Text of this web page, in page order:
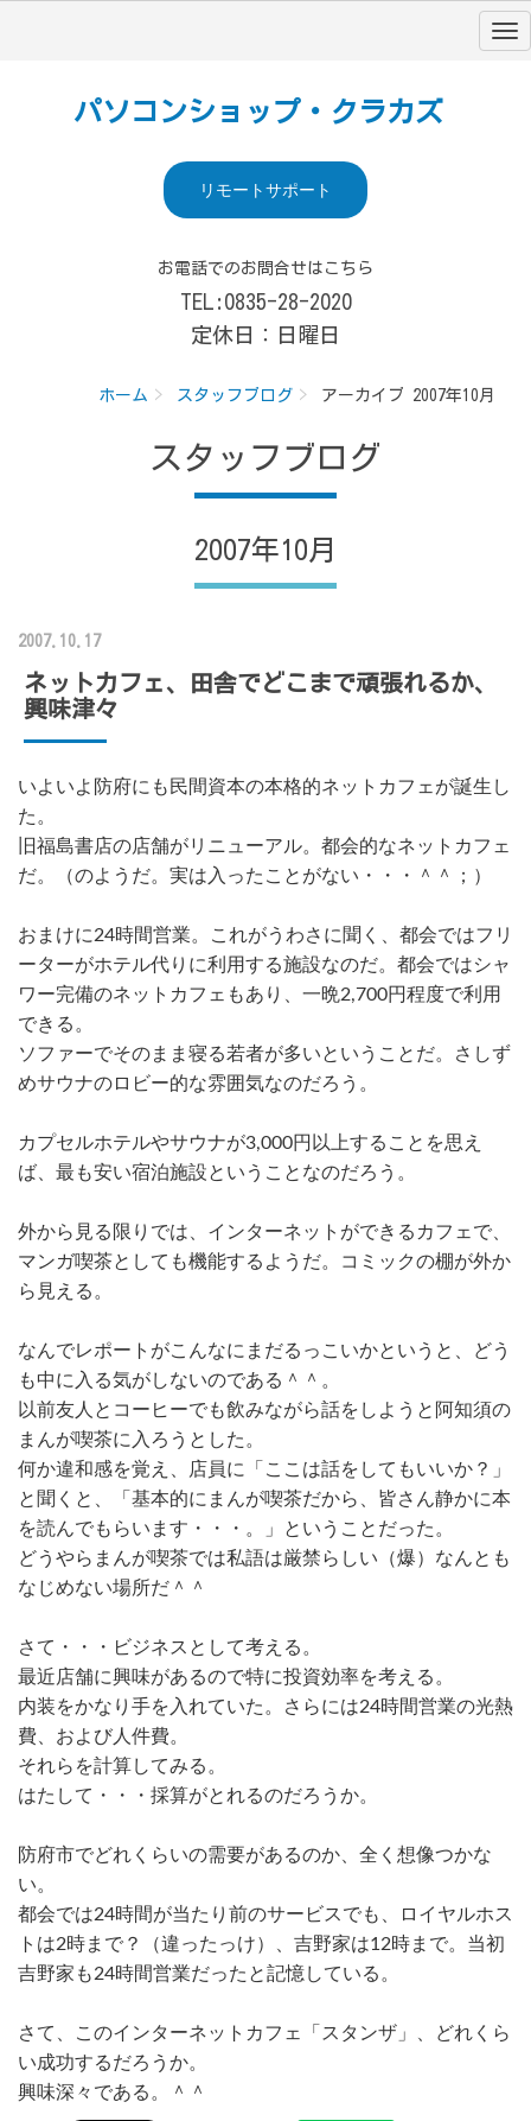
パソコンショップ・クラカズ
リモートサポート
お電話でのお問合せはこちら
TEL:0835-28-2020
定休日：日曜日
ホーム スタッフブログ アーカイブ 2007年10月
スタッフブログ
2007年10月
2007.10.17
ネットカフェ、田舎でどこまで頑張れるか、
興味津々
いよいよ防府にも民間資本の本格的ネットカフェが誕生し
た。
旧福島書店の店舗がリニューアル。都会的なネットカフェ
だ。（のようだ。実は入ったことがない・・・＾＾；）
おまけに24時間営業。これがうわさに聞く、都会ではフリ
ーターがホテル代りに利用する施設なのだ。都会ではシャ
ワー完備のネットカフェもあり、一晩2,700円程度で利用
できる。
ソファーでそのまま寝る若者が多いということだ。さしず
めサウナのロビー的な雰囲気なのだろう。
カプセルホテルやサウナが3,000円以上することを思え
ば、最も安い宿泊施設ということなのだろう。
外から見る限りでは、インターネットができるカフェで、
マンガ喫茶としても機能するようだ。コミックの棚が外か
ら見える。
なんでレポートがこんなにまだるっこいかというと、どう
も中に入る気がしないのである＾＾。
以前友人とコーヒーでも飲みながら話をしようと阿知須の
まんが喫茶に入ろうとした。
何か違和感を覚え、店員に「ここは話をしてもいいか？」
と聞くと、「基本的にまんが喫茶だから、皆さん静かに本
を読んでもらいます・・・。」ということだった。
どうやらまんが喫茶では私語は厳禁らしい（爆）なんとも
なじめない場所だ＾＾
さて・・・ビジネスとして考える。
最近店舗に興味があるので特に投資効率を考える。
内装をかなり手を入れていた。さらには24時間営業の光熱
費、および人件費。
それらを計算してみる。
はたして・・・採算がとれるのだろうか。
防府市でどれくらいの需要があるのか、全く想像つかな
い。
都会では24時間が当たり前のサービスでも、ロイヤルホス
トは2時まで？（違ったっけ）、吉野家は12時まで。当初
吉野家も24時間営業だったと記憶している。
さて、このインターネットカフェ「スタンザ」、どれくら
い成功するだろうか。
興味深々である。＾＾